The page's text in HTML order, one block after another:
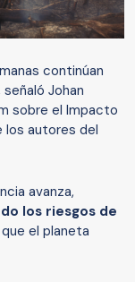
continúan
Johan
sobre el Impacto
los autores del
avanza,
los riesgos de
el planeta